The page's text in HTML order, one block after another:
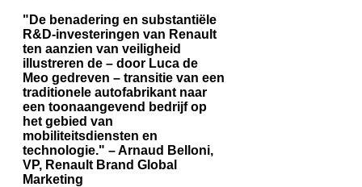
"De benadering en substantiële
R&D-investeringen van Renault
ten aanzien van veiligheid
illustreren de – door Luca de
Meo gedreven – transitie van een
traditionele autofabrikant naar
een toonaangevend bedrijf op
het gebied van
mobiliteitsdiensten en
technologie." – Arnaud Belloni,
VP, Renault Brand Global
Marketing